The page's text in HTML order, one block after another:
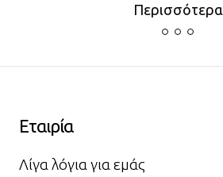
Περισσότερα
Εταιρία
Λίγα λόγια για εμάς